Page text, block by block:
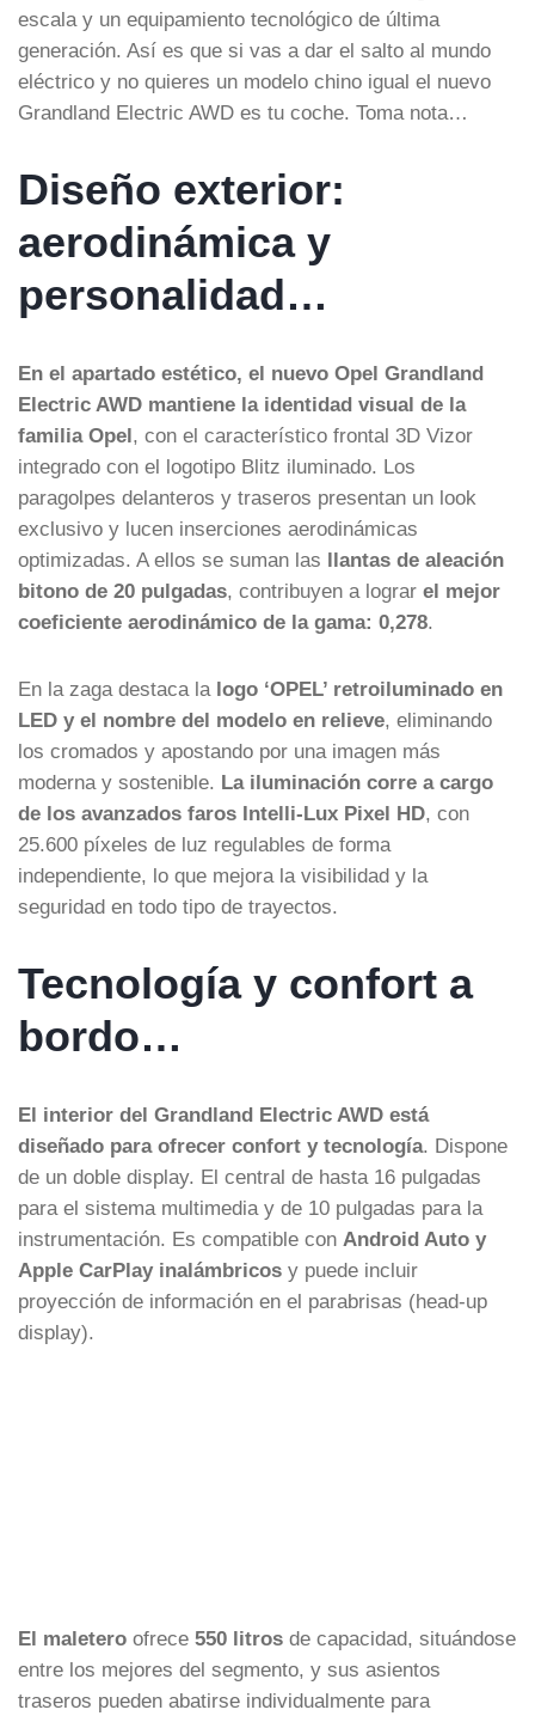
escala y un equipamiento tecnológico de última
generación. Así es que si vas a dar el salto al mundo
eléctrico y no quieres un modelo chino igual el nuevo
Grandland Electric AWD es tu coche. Toma nota…
Diseño exterior:
aerodinámica y
personalidad…
En el apartado estético, el nuevo Opel Grandland
Electric AWD mantiene la identidad visual de la
familia Opel, con el característico frontal 3D Vizor
integrado con el logotipo Blitz iluminado. Los
paragolpes delanteros y traseros presentan un look
exclusivo y lucen inserciones aerodinámicas
optimizadas. A ellos se suman las llantas de aleación
bitono de 20 pulgadas, contribuyen a lograr el mejor
coeficiente aerodinámico de la gama: 0,278.
En la zaga destaca la logo ‘OPEL’ retroiluminado en
LED y el nombre del modelo en relieve, eliminando
los cromados y apostando por una imagen más
moderna y sostenible. La iluminación corre a cargo
de los avanzados faros Intelli-Lux Pixel HD, con
25.600 píxeles de luz regulables de forma
independiente, lo que mejora la visibilidad y la
seguridad en todo tipo de trayectos.
Tecnología y confort a
bordo…
El interior del Grandland Electric AWD está
diseñado para ofrecer confort y tecnología. Dispone
de un doble display. El central de hasta 16 pulgadas
para el sistema multimedia y de 10 pulgadas para la
instrumentación. Es compatible con Android Auto y
Apple CarPlay inalámbricos y puede incluir
proyección de información en el parabrisas (head-up
display).
El maletero ofrece 550 litros de capacidad, situándose
entre los mejores del segmento, y sus asientos
traseros pueden abatirse individualmente para